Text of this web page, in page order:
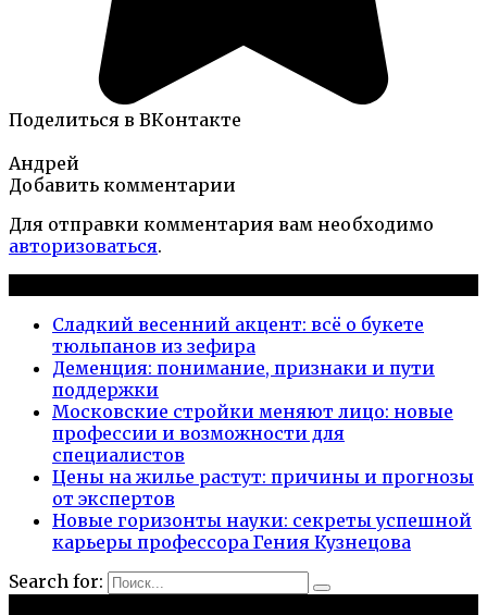
Поделиться в ВКонтакте
Андрей
Добавить комментарии
Для отправки комментария вам необходимо
авторизоваться.
Сладкий весенний акцент: всё о букете
тюльпанов из зефира
Деменция: понимание, признаки и пути
поддержки
Московские стройки меняют лицо: новые
профессии и возможности для
специалистов
Цены на жилье растут: причины и прогнозы
от экспертов
Новые горизонты науки: секреты успешной
карьеры профессора Гения Кузнецова
Search for: